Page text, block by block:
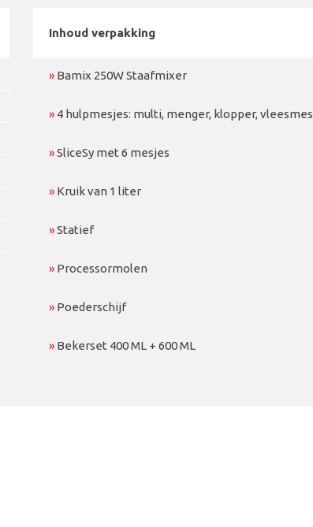
Inhoud verpakking
» Bamix 250W Staafmixer
» 4 hulpmesjes: multi, menger, klopper, vleesmes
»SliceSy met 6 mesjes
» Kruik van 1 liter
»Statief
» Processormolen
» Poederschijf
» Bekerset 400 ML + 600 ML